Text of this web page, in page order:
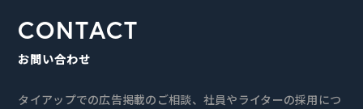
CONTACT
お問い合わせ
タイアップでの広告掲載のご相談、社員やライターの採用につ